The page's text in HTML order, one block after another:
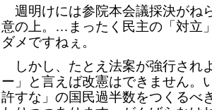
週明けには参院本会議採決がね
意の上。…まったく民主の「対立
ダメですねぇ。
しかし、たとえ法案が強行され
ー」と言えば改憲はできません。
許すな」の国民過半数をつくる